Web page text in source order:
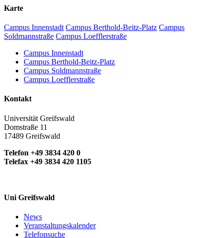
Karte
Campus Innenstadt Campus Berthold-Beitz-Platz Campus
Soldmannstraße Campus Loefflerstraße
Campus Innenstadt
Campus Berthold-Beitz-Platz
Campus Soldmannstraße
Campus Loefflerstraße
Kontakt
Universität Greifswald
Domstraße 11
17489 Greifswald
Telefon +49 3834 420 0
Telefax +49 3834 420 1105
Uni Greifswald
News
Veranstaltungskalender
Telefonsuche